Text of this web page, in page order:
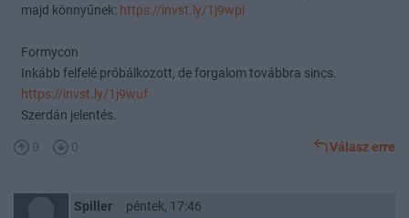
majd könnyűnek: https://invst.ly/1j9wpl
Formycon
Inkább felfelé próbálkozott, de forgalom továbbra sincs.
https://invst.ly/1j9wuf
Szerdán jelentés.
0 0 Válasz erre
Spiller
péntek, 17:46